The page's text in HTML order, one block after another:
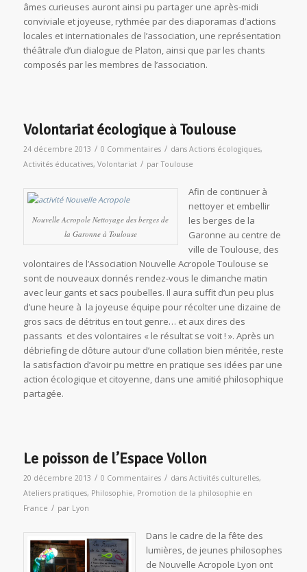
âmes curieuses auront ainsi pu partager une après-midi
conviviale et joyeuse, rythmée par des diaporamas d’actions
locales et internationales de l’association, une représentation
théâtrale d’un dialogue de Platon, ainsi que par les chants
composés par les membres de l’association.
Volontariat écologique à Toulouse
24 décembre 2013 / 0 Commentaires / dans Actions écologiques,
Activités éducatives, Volontariat / parToulouse
Nouvelle Acropole Nettoyage des berges de
la Garonne à Toulouse
Afin de continuer à
nettoyer et embellir
les berges de la
Garonne au centre de
ville de Toulouse, des
volontaires de l’Association Nouvelle Acropole Toulouse se
sont de nouveaux donnés rendez-vous le dimanche matin
avec leur gants et sacs poubelles. Il aura suffit d’un peu plus
d’une heure à la joyeuse équipe pour récolter une dizaine de
gros sacs de détritus en tout genre… et aux dires des
passants et des volontaires « le résultat se voit ! ». Après un
débriefing de clôture autour d’une collation bien méritée, reste
la satisfaction d’avoir pu mettre en pratique ses idées par une
action écologique et citoyenne, dans une amitié philosophique
partagée.
Le poisson de l’Espace Vollon
20 décembre 2013 / 0 Commentaires / dans Activités culturelles,
Ateliers pratiques, Philosophie, Promotion de la philosophie en
France / par Lyon
Dans le cadre de la fête des
lumières, de jeunes philosophes
de Nouvelle Acropole Lyon ont